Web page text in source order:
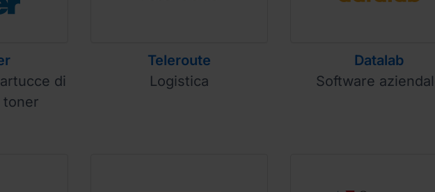
di
toner
Teleroute
Logistica
Datalab
Software